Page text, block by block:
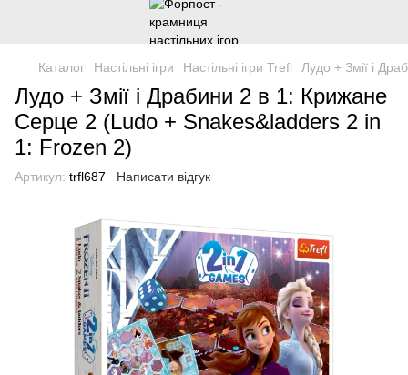
Каталог Настільні ігри Настільні ігри Trefl Лудо + Змії і
Лудо + Змії і Драбини 2 в 1: Крижане
Серце 2 (Ludo + Snakes&ladders 2 in
1: Frozen 2)
Артикул: trfl687 Написати відгук